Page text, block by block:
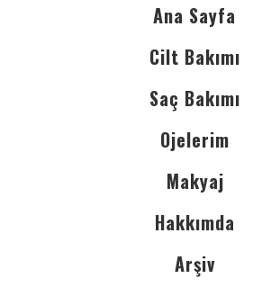
Ana Sayfa
Cilt Bakımı
Saç Bakımı
Ojelerim
Makyaj
Hakkımda
Arşiv